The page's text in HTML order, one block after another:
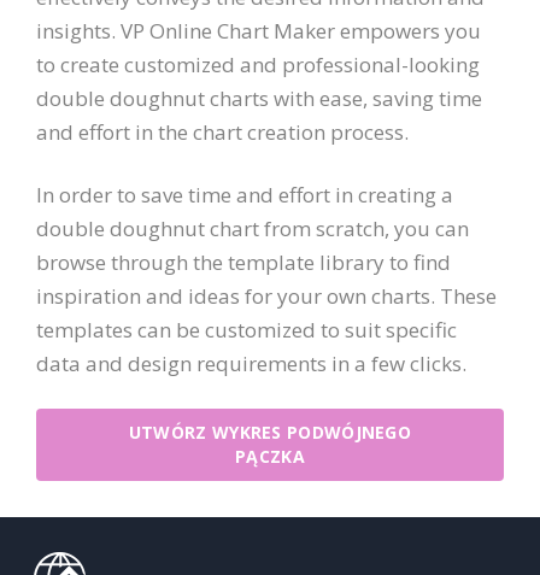
insights. VP Online Chart Maker empowers you
to create customized and professional-looking
double doughnut charts with ease, saving time
and effort in the chart creation process.
In order to save time and effort in creating a
double doughnut chart from scratch, you can
browse through the template library to find
inspiration and ideas for your own charts. These
templates can be customized to suit specific
data and design requirements in a few clicks.
UTWÓRZ WYKRES PODWÓJNEGO
PĄCZKA